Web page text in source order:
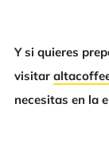
Y si quieres
visitar
necesitas en la